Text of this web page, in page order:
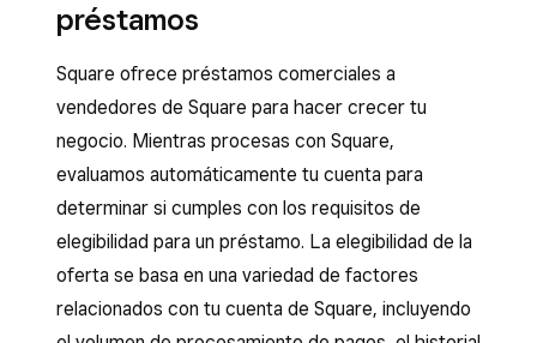
préstamos
Square ofrece préstamos comerciales a
vendedores de Square para hacer crecer tu
negocio. Mientras procesas con Square,
evaluamos automáticamente tu cuenta para
determinar si cumples con los requisitos de
elegibilidad para un préstamo. La elegibilidad de la
oferta se basa en una variedad de factores
relacionados con tu cuenta de Square, incluyendo